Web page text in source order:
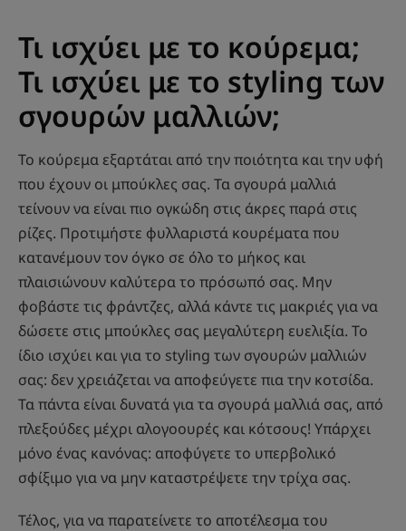
Τι ισχύει με το κούρεμα;
Τι ισχύει με το styling των
σγουρών μαλλιών;
Το κούρεμα εξαρτάται από την ποιότητα και την υφή
που έχουν οι μπούκλες σας. Τα σγουρά μαλλιά
τείνουν να είναι πιο ογκώδη στις άκρες παρά στις
ρίζες. Προτιμήστε φυλλαριστά κουρέματα που
κατανέμουν τον όγκο σε όλο το μήκος και
πλαισιώνουν καλύτερα το πρόσωπό σας. Μην
φοβάστε τις φράντζες, αλλά κάντε τις μακριές για να
δώσετε στις μπούκλες σας μεγαλύτερη ευελιξία. Το
ίδιο ισχύει και για το styling των σγουρών μαλλιών
σας: δεν χρειάζεται να αποφεύγετε πια την κοτσίδα.
Τα πάντα είναι δυνατά για τα σγουρά μαλλιά σας, από
πλεξούδες μέχρι αλογοουρές και κότσους! Υπάρχει
μόνο ένας κανόνας: αποφύγετε το υπερβολικό
σφίξιμο για να μην καταστρέψετε την τρίχα σας.
Τέλος, για να παρατείνετε το αποτέλεσμα του